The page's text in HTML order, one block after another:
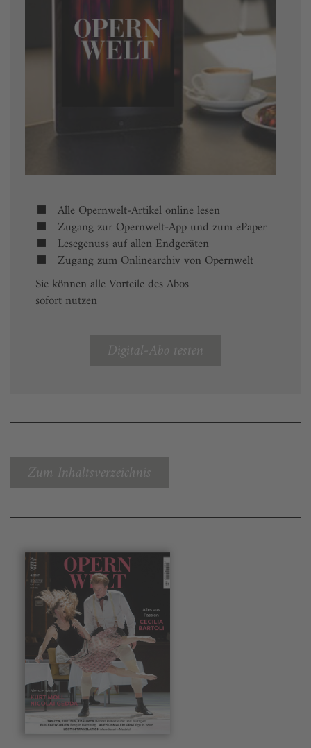
Alle Opernwelt-Artikel online lesen
Zugang zur Opernwelt-App und zum ePaper
Lesegenuss auf allen Endgeräten
Zugang zum Onlinearchiv von Opernwelt
Sie können alle Vorteile des Abos
sofort nutzen
Digital-Abo testen
Zum Inhaltsverzeichnis